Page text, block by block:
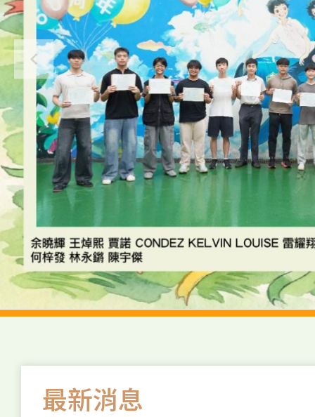
最新消息